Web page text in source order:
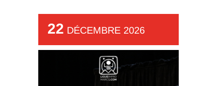
22 DÉCEMBRE 2026